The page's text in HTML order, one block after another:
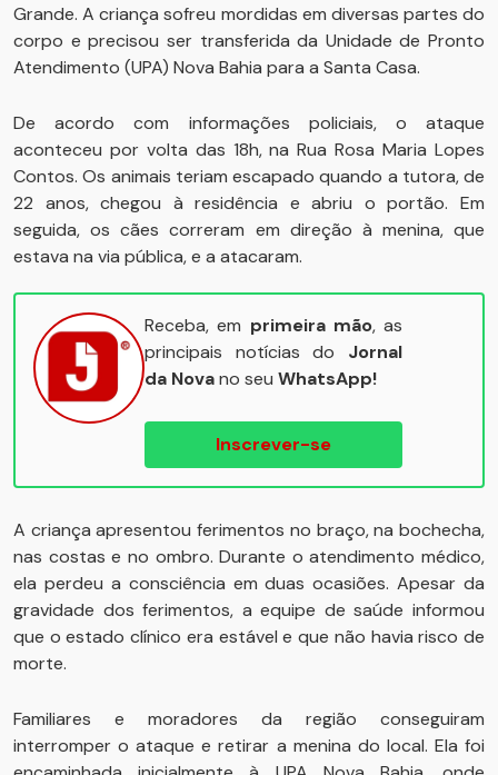
Grande. A criança sofreu mordidas em diversas partes do
corpo e precisou ser transferida da Unidade de Pronto
Atendimento (UPA) Nova Bahia para a Santa Casa.
De acordo com informações policiais, o ataque
aconteceu por volta das 18h, na Rua Rosa Maria Lopes
Contos. Os animais teriam escapado quando a tutora, de
22 anos, chegou à residência e abriu o portão. Em
seguida, os cães correram em direção à menina, que
estava na via pública, e a atacaram.
Receba, em primeira mão, as
principais notícias do Jornal
da Novano seu WhatsApp!
Inscrever-se
A criança apresentou ferimentos no braço, na bochecha,
nas costas e no ombro. Durante o atendimento médico,
ela perdeu a consciência em duas ocasiões. Apesar da
gravidade dos ferimentos, a equipe de saúde informou
que o estado clínico era estável e que não havia risco de
morte.
Familiares e moradores da região conseguiram
interromper o ataque e retirar a menina do local. Ela foi